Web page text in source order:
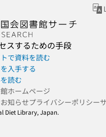
スするための手段
で資料を読む
入手する
読む
ホームページ
お知らせプライバシーポリシー
Diet Library, Japan.